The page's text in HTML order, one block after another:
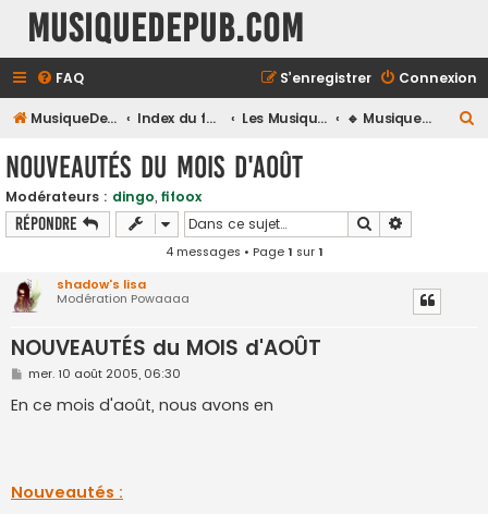
MusiqueDePub.com
FAQ Connexion
S’enregistrer
MusiqueDePub.com Index du forum Les Musiques De Pubs 🔹 Musiques du Mois & Nouveautés 🔹
NOUVEAUTÉS du MOIS d'AOÛT
Modérateurs : dingo, fifoox
Répondre Rechercher
4 messages • Page1 sur1
shadow's lisa
Modération Powaaaa
NOUVEAUTÉS du MOIS d'AOÛT
M
s
s
mer. 10 août 2005, 06:30
En ce mois d'août, nous avons en
Nouveautés :